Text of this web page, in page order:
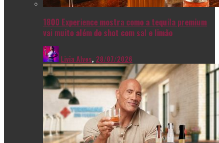
1800 Experience mostra como a tequila premium
vai muito além do shot com sal e limão
Livia Alves, 28/07/2026